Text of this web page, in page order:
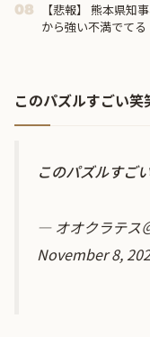
08
【悲報】 熊本県知
から強い不満でて
このパズルすごい笑
このパズルすご
— オオクラテス
November 8,